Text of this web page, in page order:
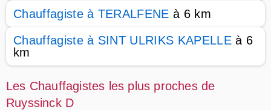
Chauffagiste à TERALFENE à 6 km
Chauffagiste à SINT ULRIKS KAPELLEà 6
km
Les Chauffagistes les plus proches de
Ruyssinck D